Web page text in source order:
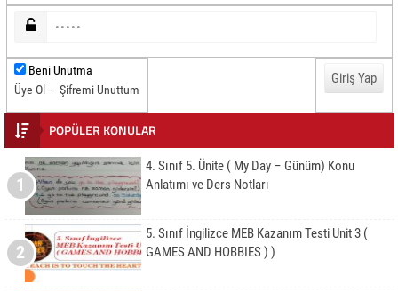
Beni Unutma
Üye Ol —Şifremi Unuttum
POPÜLER KONULAR
1
4. Sınıf 5. Ünite ( My Day – Günüm) Konu
Anlatımı ve Ders Notları
2
5. Sınıf İngilizce MEB Kazanım Testi Unit 3 (
GAMES AND HOBBIES ) )